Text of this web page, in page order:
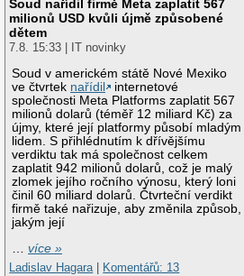
Soud nařídil firmě Meta zaplatit 567
milionů USD kvůli újmě způsobené
dětem
7.8. 15:33 | IT novinky
Soud v americkém státě Nové Mexiko
ve čtvrtek nařídil
internetové
společnosti Meta Platforms zaplatit 567
milionů dolarů (téměř 12 miliard Kč) za
újmy, které její platformy působí mladým
lidem. S přihlédnutím k dřívějšímu
verdiktu tak má společnost celkem
zaplatit 942 milionů dolarů, což je malý
zlomek jejího ročního výnosu, který loni
činil 60 miliard dolarů. Čtvrteční verdikt
firmě také nařizuje, aby změnila způsob,
jakým její
…více »
Ladislav Hagara| Komentářů: 13